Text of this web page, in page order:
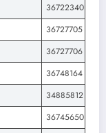
36722340
36727705
36727706
36748164
34885812
36745650